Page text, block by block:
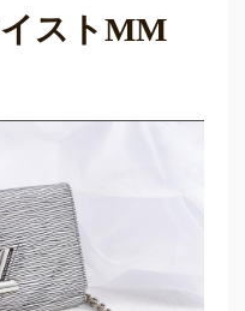
ストMM